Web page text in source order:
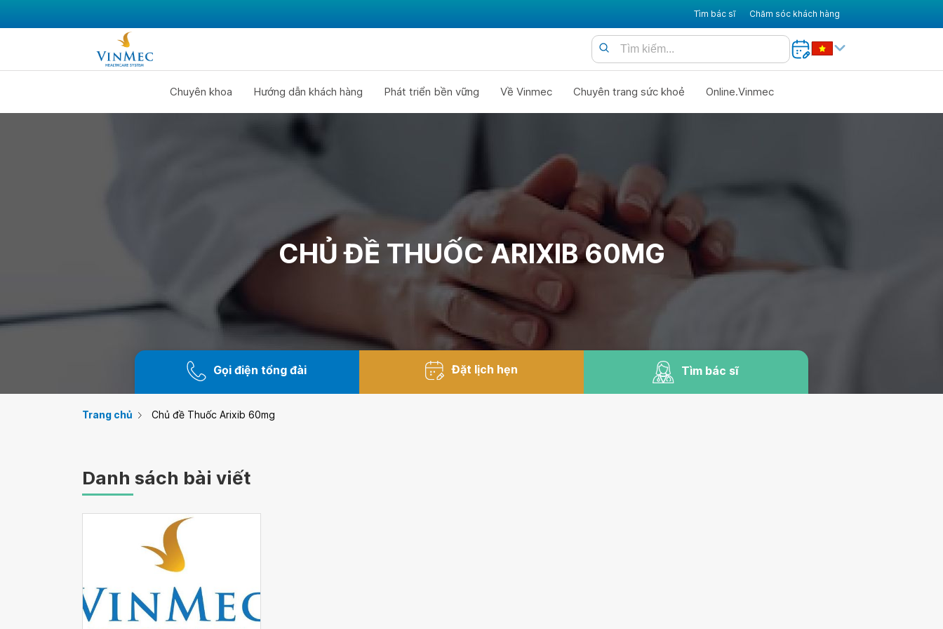
Tìm bác sĩ Chăm sóc khách hàng
Chuyên khoa Hướng dẫn khách hàng Phát triển bền vững Về Vinmec Chuyên trang sức khoẻ Online.Vinmec
CHỦ ĐỀ THUỐC ARIXIB 60MG
Gọi điện tổng đài Đặt lịch hẹn Tìm bác sĩ
Trang chủ Chủ đề Thuốc Arixib 60mg
Danh sách bài viết